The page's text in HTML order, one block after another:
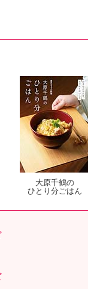
大原千鶴の
ひとり分ごはん